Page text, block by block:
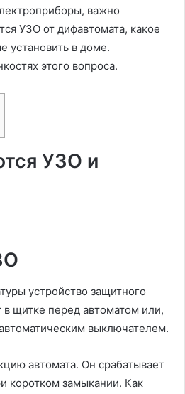
важно
УЗО от дифавтомата, какое
установить в доме.
этого вопроса.
УЗО и
устройство защитного
в щитке перед автоматом или,
выключателем.
автомата. Он срабатывает
коротком замыкании. Как